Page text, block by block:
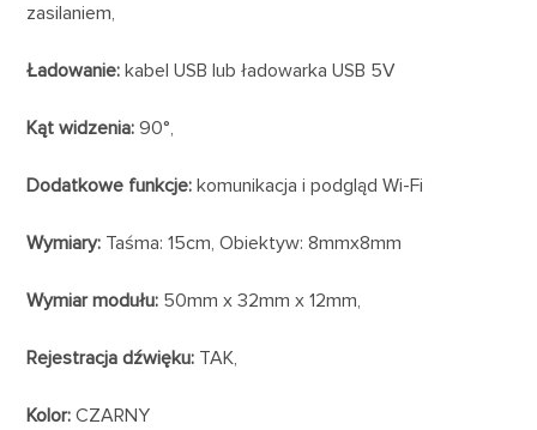
zasilaniem,
Ładowanie: kabel USB lub ładowarka USB 5V
Kąt widzenia: 90°,
Dodatkowe funkcje: komunikacja i podgląd Wi-Fi
Wymiary: Taśma: 15cm, Obiektyw: 8mmx8mm
Wymiar modułu: 50mm x 32mm x 12mm,
Rejestracja dźwięku: TAK,
Kolor: CZARNY